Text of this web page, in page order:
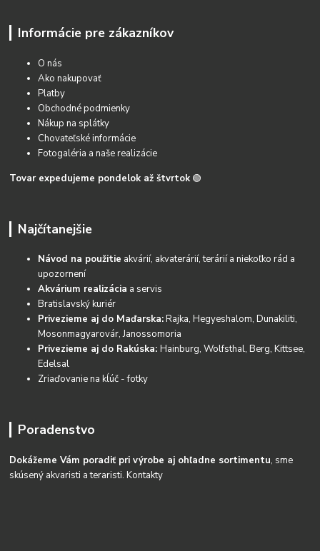
Informácie pre zákazníkov
O nás
Ako nakupovať
Platby
Obchodné podmienky
Nákup na splátky
Chovateľské informácie
Fotogaléria a naše realizácie
Tovar expedujeme pondelok až štvrtok 🟢
Najčítanejšie
Návod na použitie akvárií, akvaterárií, terárií a niekoľko rád a
upozornení
Akvárium realizácia a servis
Bratislavský kuriér
Privezieme aj do Maďarska:Rajka, Hegyeshalom, Dunakiliti,
Mosonmagyarovár, Janossomoria
Privezieme aj do Rakúska:Hainburg, Wolfsthal, Berg, Kittsee,
Edelsal
Zriaďovanie na kĺúč - fotky
Poradenstvo
Dokážeme Vám poradiť pri výrobe aj ohľadne sortimentu, sme
skúsený akvaristi a teraristi.Kontakty